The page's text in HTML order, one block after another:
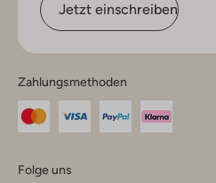
Jetzt einschreiben
Zahlungsmethoden
Folge uns